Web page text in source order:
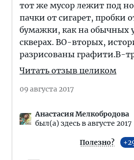
тот же мусор лежит под
пачки от сигарет, пробки
бумажки, как на обычных
скверах. ВО-вторых,
разрисованы графити.В-
Читать отзыв целиком
09 августа 2017
Анастасия Мелкобродова
был(а) здесь в августе 2017
Полезно?